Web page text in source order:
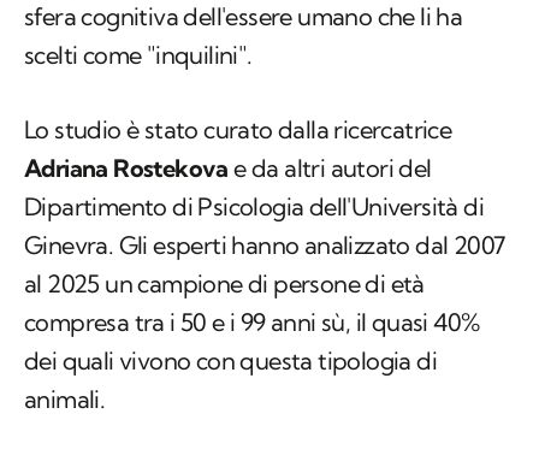
sfera cognitiva dell'essere umano che li ha
scelti come "inquilini".
Lo studio è stato curato dalla ricercatrice
Adriana Rostekova e da altri autori del
Dipartimento di Psicologia dell'Università di
Ginevra. Gli esperti hanno analizzato dal 2007
al 2025 un campione di persone di età
compresa tra i 50 e i 99 anni sù, il quasi 40%
dei quali vivono con questa tipologia di
animali.